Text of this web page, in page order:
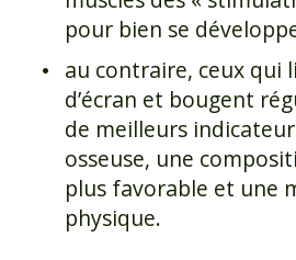
pour bien se
au contraire, ceux qui
d’écran et bougent
de meilleurs
osseuse, une
plus favorable et une
physique.